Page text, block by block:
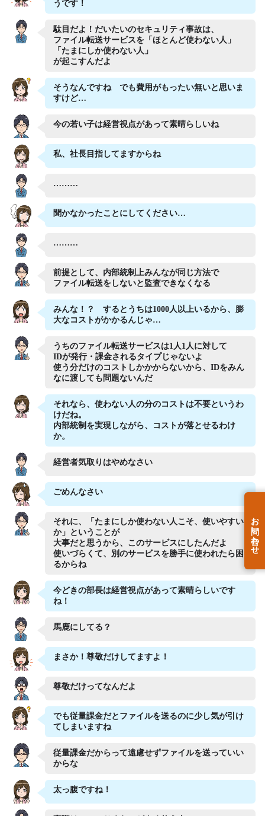
導入事例
お役立ち資料
無料体験版の
サイトマップ
うです！
駄目だよ！だいたいのセキュリティ事故は、
ファイル転送サービスを「ほとんど使わない人」
「たまにしか使わない人」
が起こすんだよ
そうなんですね でも費用がもったい無いと思いま
すけど…
今の若い子は経営視点があって素晴らしいね
私、社長目指してますからね
………
聞かなかったことにしてください…
………
前提として、内部統制上みんなが同じ方法で
ファイル転送をしないと監査できなくなる
みんな！？ するとうちは1000人以上いるから、膨
大なコストがかかるんじゃ…
うちのファイル転送サービスは1人1人に対して
IDが発行・課金されるタイプじゃないよ
使う分だけのコストしかかからないから、IDをみん
なに渡しても問題ないんだ
それなら、使わない人の分のコストは不要というわ
けだね。
内部統制を実現しながら、コストが落とせるわけ
か。
経営者気取りはやめなさい
ごめんなさい
それに、「たまにしか使わない人こそ、使いやすい
か」ということが
大事だと思うから、このサービスにしたんだよ
使いづらくて、別のサービスを勝手に使われたら困
るからね
今どきの部長は経営視点があって素晴らしいです
ね！
馬鹿にしてる？
まさか！尊敬だけしてますよ！
尊敬だけってなんだよ
でも従量課金だとファイルを送るのに少し気が引け
てしまいますね
従量課金だからって遠慮せずファイルを送っていい
からな
太っ腹ですね！
お問い合わせ